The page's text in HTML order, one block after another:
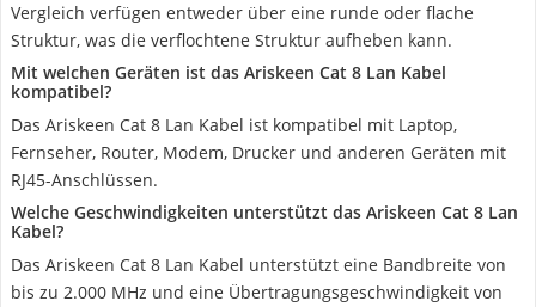
Vergleich verfügen entweder über eine runde oder flache
Struktur, was die verflochtene Struktur aufheben kann.
Mit welchen Geräten ist das Ariskeen Cat 8 Lan Kabel
kompatibel?
Das Ariskeen Cat 8 Lan Kabel ist kompatibel mit Laptop,
Fernseher, Router, Modem, Drucker und anderen Geräten mit
RJ45-Anschlüssen.
Welche Geschwindigkeiten unterstützt das Ariskeen Cat 8 Lan
Kabel?
Das Ariskeen Cat 8 Lan Kabel unterstützt eine Bandbreite von
bis zu 2.000 MHz und eine Übertragungsgeschwindigkeit von